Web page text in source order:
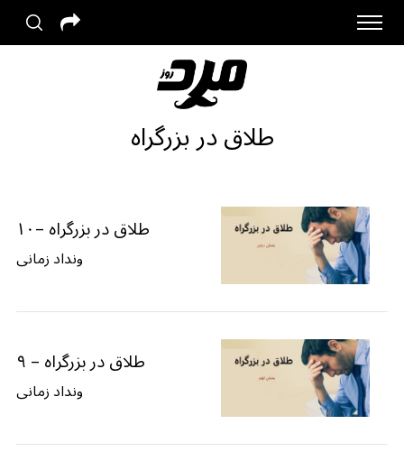
طلاق در بزرگراه
طلاق در بزرگراه –۱۰
ونداد زمانی
طلاق در بزرگراه – ۹
ونداد زمانی